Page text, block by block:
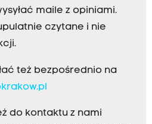
maile z opiniami.
czytane i nie
też bezpośrednio na
do kontaktu z nami